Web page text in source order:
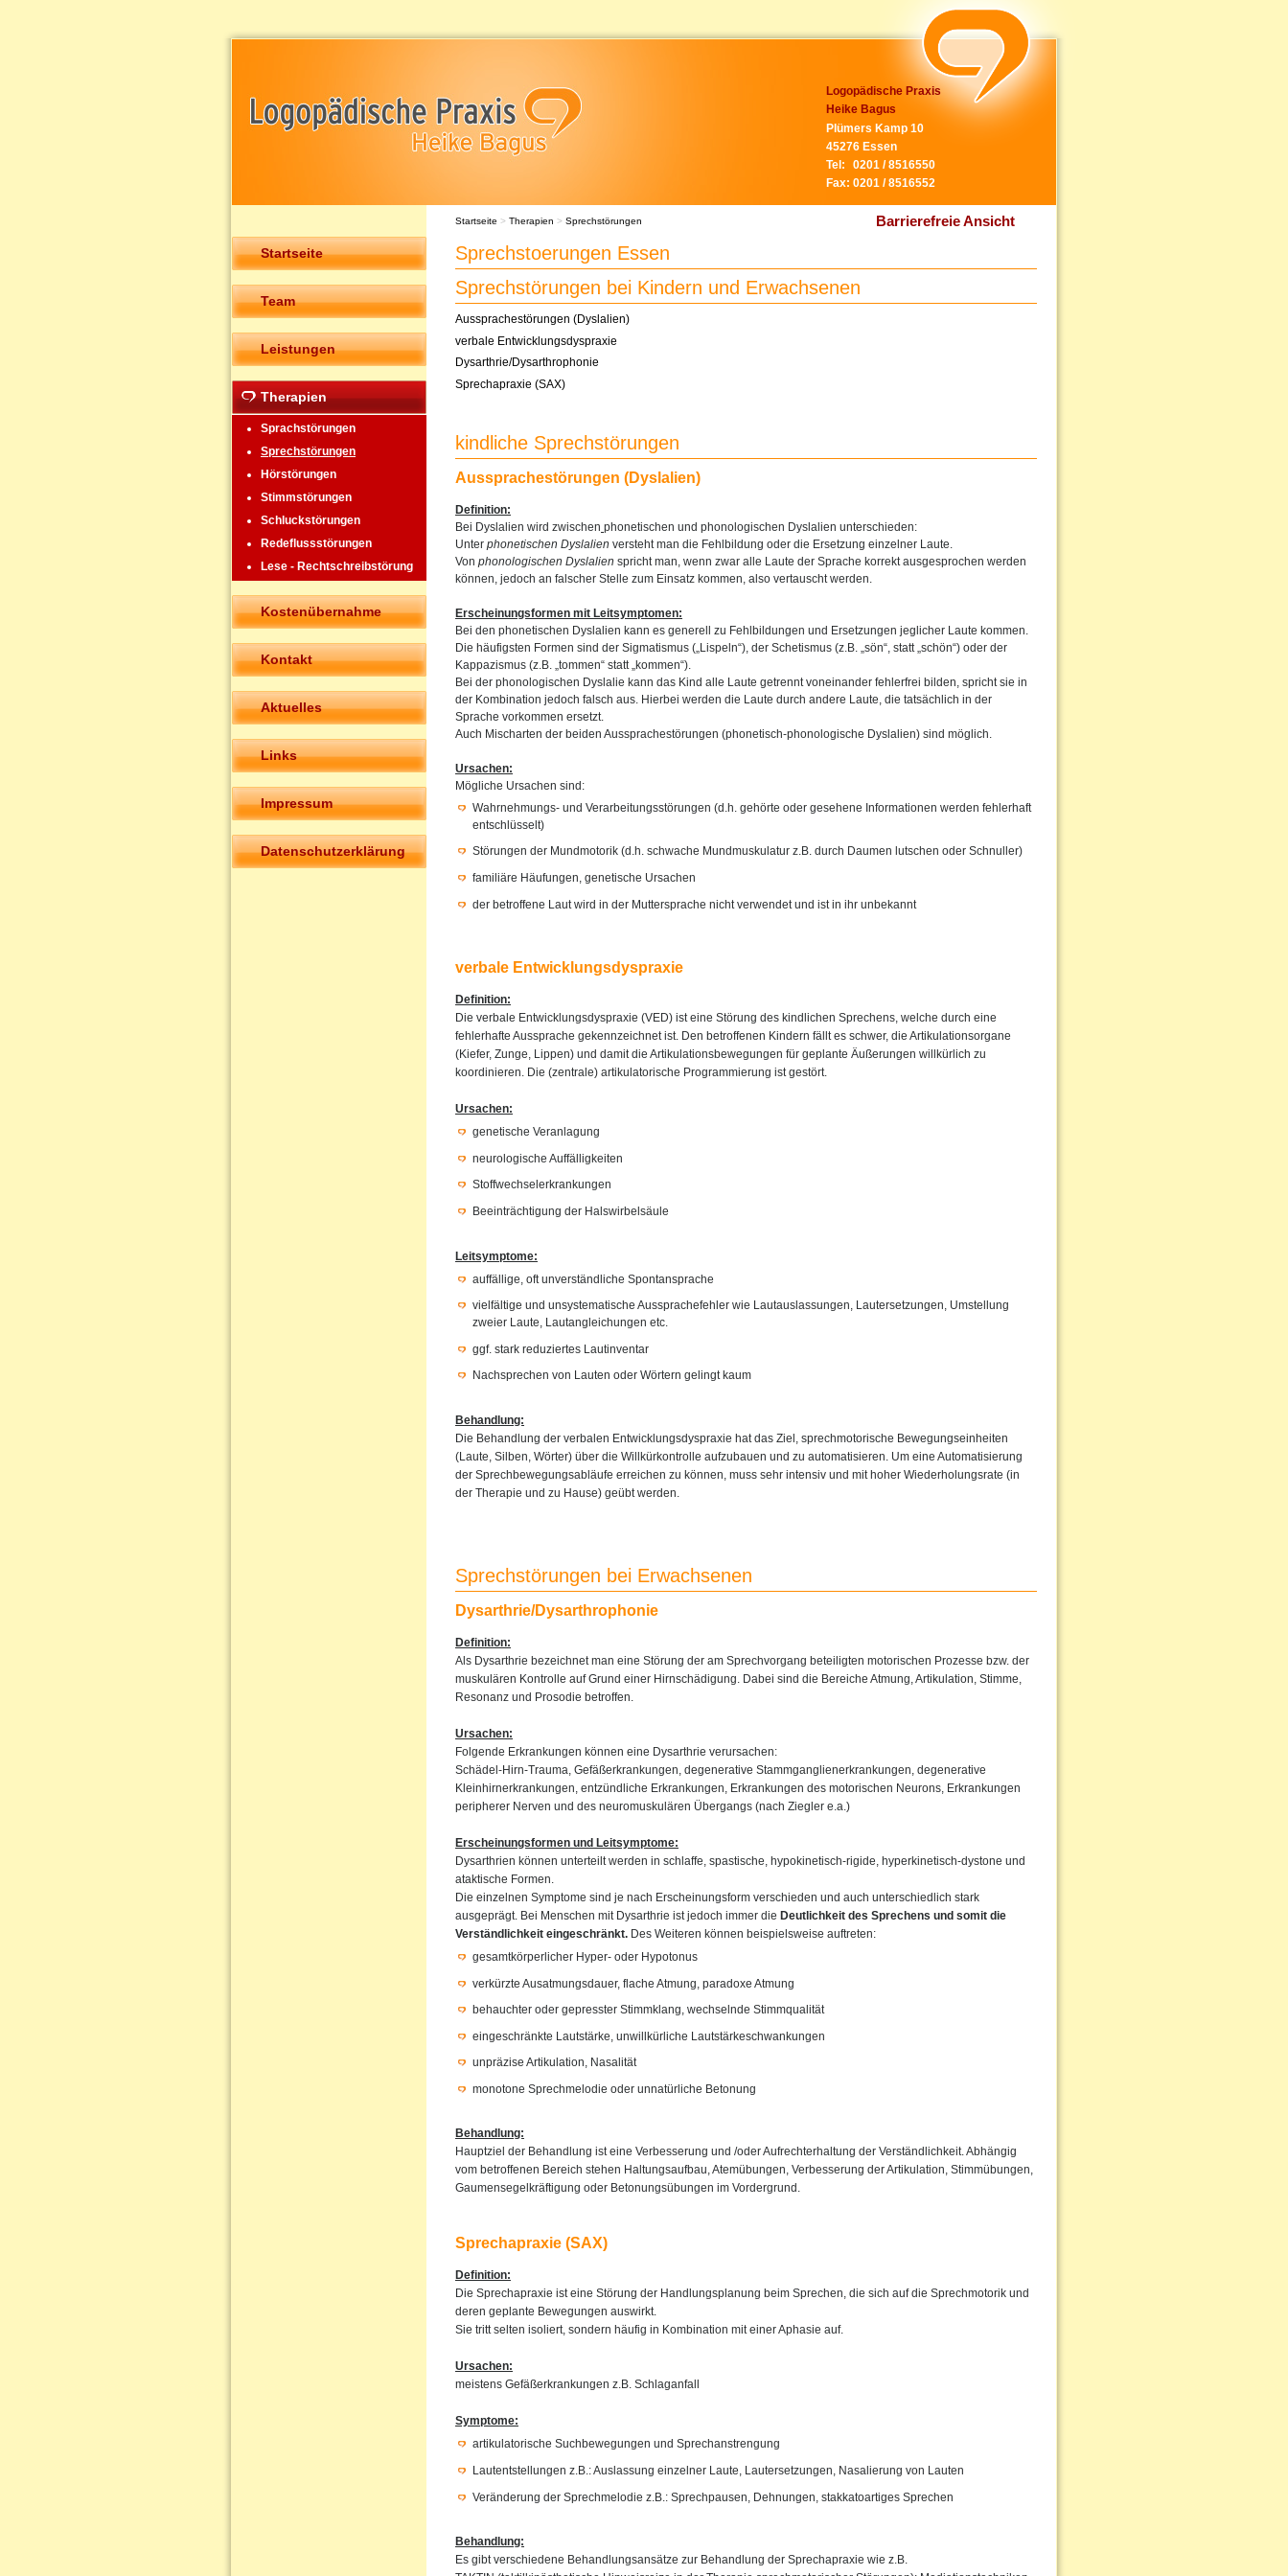
Logopädische Praxis
Heike Bagus
Plümers Kamp 10
45276 Essen
Tel:
0201 / 8516550
Fax: 0201 / 8516552
Barrierefreie Ansicht
Startseite
Team
Leistungen
Therapien
Sprachstörungen
Sprechstörungen
Hörstörungen
Stimmstörungen
Schluckstörungen
Redeflussstörungen
Lese - Rechtschreibstörung
Kostenübernahme
Kontakt
Aktuelles
Links
Impressum
Datenschutzerklärung
Startseite > Therapien > Sprechstörungen
Sprechstoerungen Essen
Sprechstörungen bei Kindern und Erwachsenen
Aussprachestörungen (Dyslalien)
verbale Entwicklungsdyspraxie
Dysarthrie/Dysarthrophonie
Sprechapraxie (SAX)
kindliche Sprechstörungen
Aussprachestörungen (Dyslalien)
Definition:
Bei Dyslalien wird zwischen phonetischen und phonologischen Dyslalien unterschieden:
Unter phonetischen Dyslalien versteht man die Fehlbildung oder die Ersetzung einzelner Laute.
Von phonologischen Dyslalien spricht man, wenn zwar alle Laute der Sprache korrekt ausgesprochen werden
können, jedoch an falscher Stelle zum Einsatz kommen, also vertauscht werden.
Erscheinungsformen mit Leitsymptomen:
Bei den phonetischen Dyslalien kann es generell zu Fehlbildungen und Ersetzungen jeglicher Laute kommen.
Die häufigsten Formen sind der Sigmatismus („Lispeln“), der Schetismus (z.B. „sön“, statt „schön“) oder der
Kappazismus (z.B. „tommen“ statt „kommen“).
Bei der phonologischen Dyslalie kann das Kind alle Laute getrennt voneinander fehlerfrei bilden, spricht sie in
der Kombination jedoch falsch aus. Hierbei werden die Laute durch andere Laute, die tatsächlich in der
Sprache vorkommen ersetzt.
Auch Mischarten der beiden Aussprachestörungen (phonetisch-phonologische Dyslalien) sind möglich.
Ursachen:
Mögliche Ursachen sind:
Wahrnehmungs- und Verarbeitungsstörungen (d.h. gehörte oder gesehene Informationen werden fehlerhaft
entschlüsselt)
Störungen der Mundmotorik (d.h. schwache Mundmuskulatur z.B. durch Daumen lutschen oder Schnuller)
familiäre Häufungen, genetische Ursachen
der betroffene Laut wird in der Muttersprache nicht verwendet und ist in ihr unbekannt
verbale Entwicklungsdyspraxie
Definition:
Die verbale Entwicklungsdyspraxie (VED) ist eine Störung des kindlichen Sprechens, welche durch eine
fehlerhafte Aussprache gekennzeichnet ist. Den betroffenen Kindern fällt es schwer, die Artikulationsorgane
(Kiefer, Zunge, Lippen) und damit die Artikulationsbewegungen für geplante Äußerungen willkürlich zu
koordinieren. Die (zentrale) artikulatorische Programmierung ist gestört.
Ursachen:
genetische Veranlagung
neurologische Auffälligkeiten
Stoffwechselerkrankungen
Beeinträchtigung der Halswirbelsäule
Leitsymptome:
auffällige, oft unverständliche Spontansprache
vielfältige und unsystematische Aussprachefehler wie Lautauslassungen, Lautersetzungen, Umstellung
zweier Laute, Lautangleichungen etc.
ggf. stark reduziertes Lautinventar
Nachsprechen von Lauten oder Wörtern gelingt kaum
Behandlung:
Die Behandlung der verbalen Entwicklungsdyspraxie hat das Ziel, sprechmotorische Bewegungseinheiten
(Laute, Silben, Wörter) über die Willkürkontrolle aufzubauen und zu automatisieren. Um eine Automatisierung
der Sprechbewegungsabläufe erreichen zu können, muss sehr intensiv und mit hoher Wiederholungsrate (in
der Therapie und zu Hause) geübt werden.
Sprechstörungen bei Erwachsenen
Dysarthrie/Dysarthrophonie
Definition:
Als Dysarthrie bezeichnet man eine Störung der am Sprechvorgang beteiligten motorischen Prozesse bzw. der
muskulären Kontrolle auf Grund einer Hirnschädigung. Dabei sind die Bereiche Atmung, Artikulation, Stimme,
Resonanz und Prosodie betroffen.
Ursachen:
Folgende Erkrankungen können eine Dysarthrie verursachen:
Schädel-Hirn-Trauma, Gefäßerkrankungen, degenerative Stammganglienerkrankungen, degenerative
Kleinhirnerkrankungen, entzündliche Erkrankungen, Erkrankungen des motorischen Neurons, Erkrankungen
peripherer Nerven und des neuromuskulären Übergangs (nach Ziegler e.a.)
Erscheinungsformen und Leitsymptome:
Dysarthrien können unterteilt werden in schlaffe, spastische, hypokinetisch-rigide, hyperkinetisch-dystone und
ataktische Formen.
Die einzelnen Symptome sind je nach Erscheinungsform verschieden und auch unterschiedlich stark
ausgeprägt. Bei Menschen mit Dysarthrie ist jedoch immer die Deutlichkeit des Sprechens und somit die
Verständlichkeit eingeschränkt. Des Weiteren können beispielsweise auftreten:
gesamtkörperlicher Hyper- oder Hypotonus
verkürzte Ausatmungsdauer, flache Atmung, paradoxe Atmung
behauchter oder gepresster Stimmklang, wechselnde Stimmqualität
eingeschränkte Lautstärke, unwillkürliche Lautstärkeschwankungen
unpräzise Artikulation, Nasalität
monotone Sprechmelodie oder unnatürliche Betonung
Behandlung:
Hauptziel der Behandlung ist eine Verbesserung und /oder Aufrechterhaltung der Verständlichkeit. Abhängig
vom betroffenen Bereich stehen Haltungsaufbau, Atemübungen, Verbesserung der Artikulation, Stimmübungen,
Gaumensegelkräftigung oder Betonungsübungen im Vordergrund.
Sprechapraxie (SAX)
Definition:
Die Sprechapraxie ist eine Störung der Handlungsplanung beim Sprechen, die sich auf die Sprechmotorik und
deren geplante Bewegungen auswirkt.
Sie tritt selten isoliert, sondern häufig in Kombination mit einer Aphasie auf.
Ursachen:
meistens Gefäßerkrankungen z.B. Schlaganfall
Symptome:
artikulatorische Suchbewegungen und Sprechanstrengung
Lautentstellungen z.B.: Auslassung einzelner Laute, Lautersetzungen, Nasalierung von Lauten
Veränderung der Sprechmelodie z.B.: Sprechpausen, Dehnungen, stakkatoartiges Sprechen
Behandlung:
Es gibt verschiedene Behandlungsansätze zur Behandlung der Sprechapraxie wie z.B.